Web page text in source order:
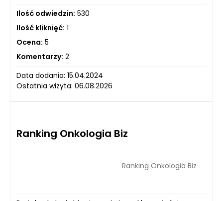
Ilość odwiedzin: 530
Ilość kliknięć: 1
Ocena: 5
Komentarzy: 2
Data dodania: 15.04.2024
Ostatnia wizyta: 06.08.2026
Ranking Onkologia Biz
Ranking Onkologia Biz